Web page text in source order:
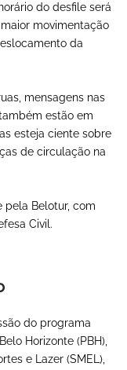
do desfile será
movimentação
da
mensagens nas
estão em
esteja ciente sobre
de circulação na
pela Belotur, com
Civil.
do programa
Horizonte (PBH),
e Lazer (SMEL),